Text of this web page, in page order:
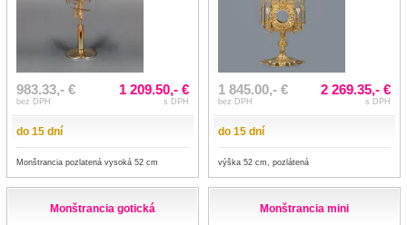
983.33,- €
bez DPH
1 209.50,- €
s DPH
do 15 dní
Monštrancia pozlatená vysoká 52 cm
1 845.00,- €
bez DPH
2 269.35,- €
s DPH
do 15 dní
výška 52 cm, pozlátená
Monštrancia gotická Monštrancia mini